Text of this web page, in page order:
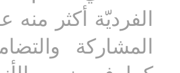
الفرديّة أكثر منه
المشاركة